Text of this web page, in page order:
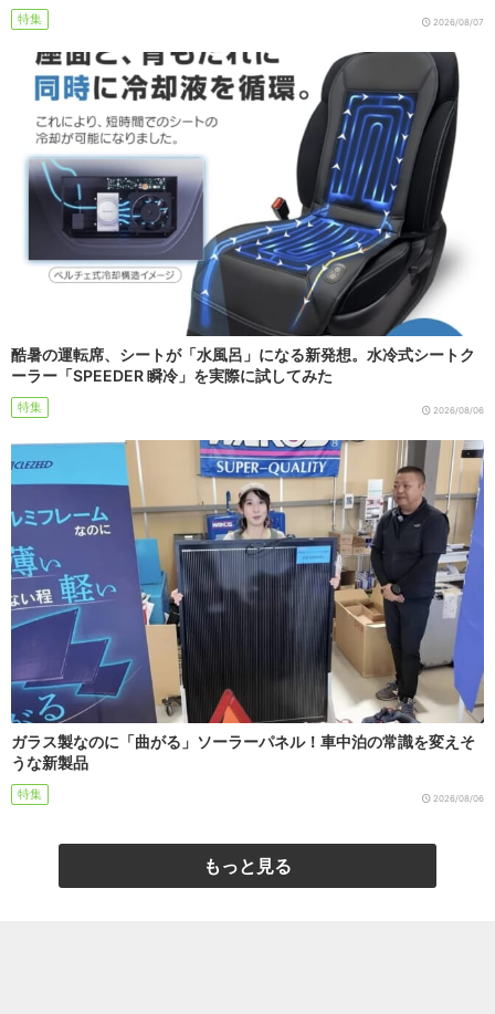
特集 2026/08/07
酷暑の運転席、シートが「水風呂」になる新発想。水冷式シートク
ーラー「SPEEDER 瞬冷」を実際に試してみた
特集 2026/08/06
ガラス製なのに「曲がる」ソーラーパネル！車中泊の常識を変えそ
うな新製品
特集 2026/08/06
もっと見る